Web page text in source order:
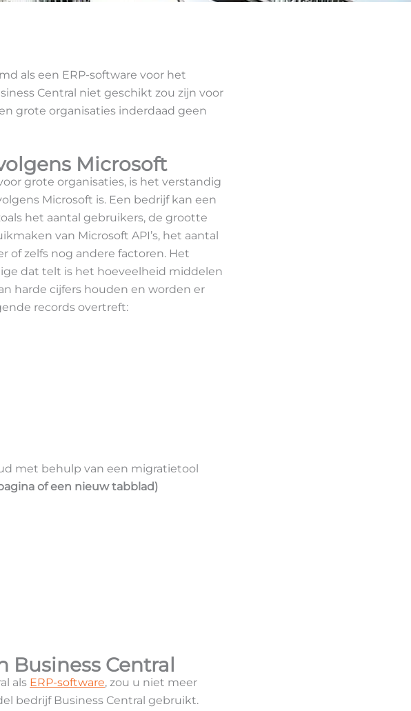
als een ERP-software voor het
Central niet geschikt zou zijn voor
grote organisaties inderdaad geen
Microsoft
grote organisaties, is het verstandig
Microsoft is. Een bedrijf kan een
het aantal gebruikers, de grootte
van Microsoft API’s, het aantal
of zelfs nog andere factoren. Het
dat telt is het hoeveelheid middelen
harde cijfers houden en worden er
records overtreft:
met behulp van een migratietool
of een nieuw tabblad)
Central
als ERP-software, zou u niet meer
bedrijf Business Central gebruikt.